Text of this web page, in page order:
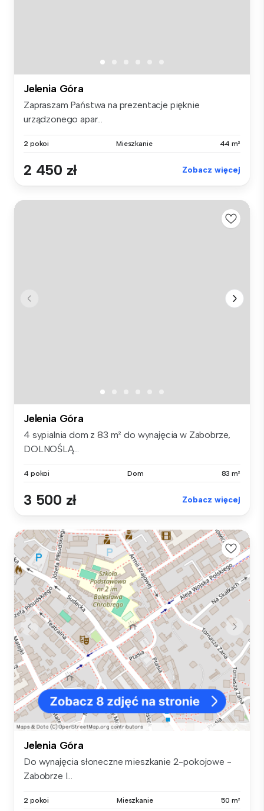
Jelenia Góra
Zapraszam Państwa na prezentacje pięknie
urządzonego apar...
2 pokoi Mieszkanie 44 m²
2 450 zł Zobacz więcej
Jelenia Góra
4 sypialnia dom z 83 m² do wynajęcia w Zabobrze,
DOLNOŚLĄ...
4 pokoi Dom 83 m²
3 500 zł Zobacz więcej
Jelenia Góra
Do wynajęcia słoneczne mieszkanie 2-pokojowe -
Zabobrze I...
2 pokoi Mieszkanie 50 m²